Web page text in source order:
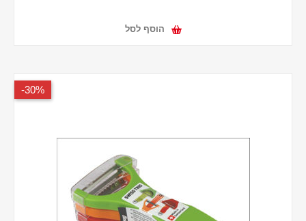
הוסף לסל
30%-